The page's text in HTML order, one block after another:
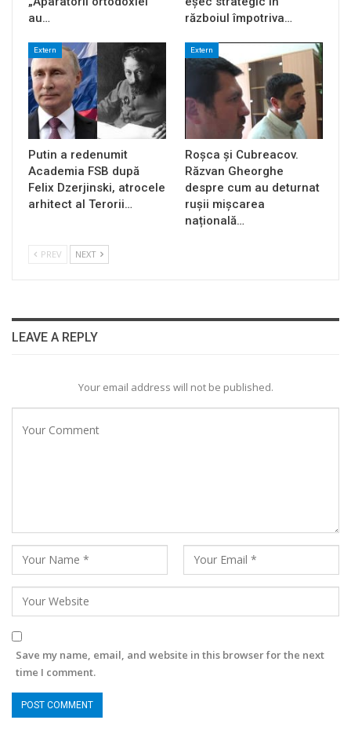
au…
războiul împotriva…
Extern
Putin a redenumit
Academia FSB după
Felix Dzerjinski, atrocele
arhitect al Terorii…
Extern
Roșca și Cubreacov.
Răzvan Gheorghe
despre cum au deturnat
rușii mișcarea
națională…
PREV NEXT
LEAVE A REPLY
Your email address will not be published.
Save my name, email, and website in this browser for the next
time I comment.